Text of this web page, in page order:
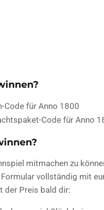
Code für Anno 1800
Code für Anno
mitmachen zu
vollständig mit
der Preis bald dir: